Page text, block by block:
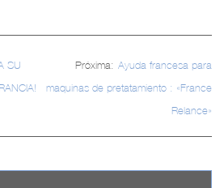
SU
Próxima: Ayuda francesa para
maquinas de pretatamiento : «France
Relance»